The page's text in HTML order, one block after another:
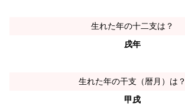
生れた年の十二支は？
戌年
生れた年の干支（暦月）は？
甲戌